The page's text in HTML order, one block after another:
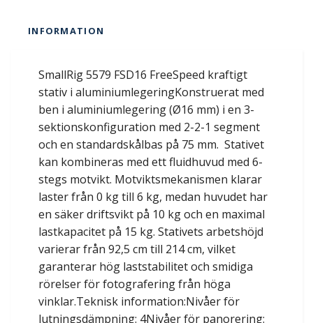
INFORMATION
SmallRig 5579 FSD16 FreeSpeed kraftigt
stativ i aluminiumlegeringKonstruerat med
ben i aluminiumlegering (Ø16 mm) i en 3-
sektionskonfiguration med 2-2-1 segment
och en standardskålbas på 75 mm. Stativet
kan kombineras med ett fluidhuvud med 6-
stegs motvikt. Motviktsmekanismen klarar
laster från 0 kg till 6 kg, medan huvudet har
en säker driftsvikt på 10 kg och en maximal
lastkapacitet på 15 kg. Stativets arbetshöjd
varierar från 92,5 cm till 214 cm, vilket
garanterar hög laststabilitet och smidiga
rörelser för fotografering från höga
vinklar.Teknisk information:Nivåer för
lutningsdämpning: 4Nivåer för panorering: